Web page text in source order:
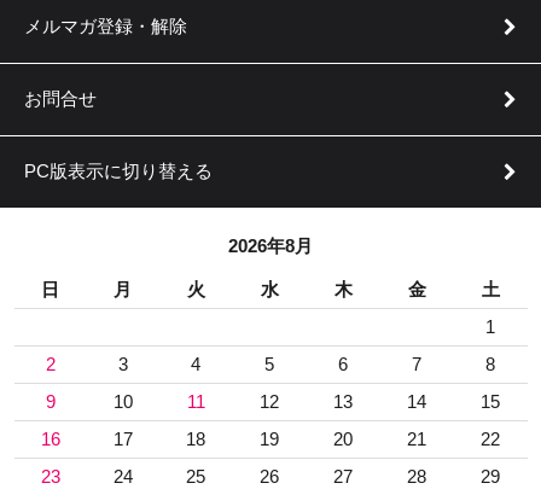
メルマガ登録・解除
お問合せ
PC版表示に切り替える
2026年8月
日 月 火 水 木 金
土
1
2
3 4 5 6 7
8
9
10 11 12 13 14
15
16
17 18 19 20 21
22
23
24 25 26 27 28
29